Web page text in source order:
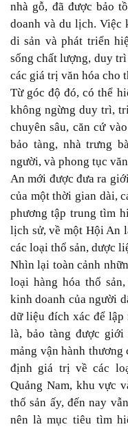
nhà gỗ, đã được bảo
doanh và du lịch. Việc
di sản và phát triển
sống chất lượng, duy
các giá trị văn hóa cho
Từ góc độ đó, có thể
không ngừng duy trì,
chuyên sâu, căn cứ
bảo tàng, nhà trưng
người, và phong tục
An mới được đưa ra
của một thời gian dài,
phương tập trung tìm
lịch sử, về một Hội An
các loại thổ sản, dược
Nhìn lại toàn cảnh
loại hàng hóa thổ
kinh doanh của người
dữ liệu đích xác để lập
là, bảo tàng được
mảng vận hành thương
định giá trị về các
Quảng Nam, khu vực
thổ sản ấy, đến nay
nên là mục tiêu tìm